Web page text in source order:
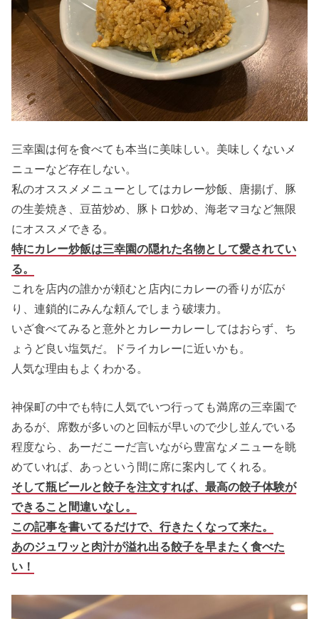
三幸園は何を食べても本当に美味しい。美味しくないメ
ニューなど存在しない。
私のオススメメニューとしてはカレー炒飯、唐揚げ、豚
の生姜焼き、豆苗炒め、豚トロ炒め、海老マヨなど無限
にオススメできる。
特にカレー炒飯は三幸園の隠れた名物として愛されてい
る。
これを店内の誰かが頼むと店内にカレーの香りが広が
り、連鎖的にみんな頼んでしまう破壊力。
いざ食べてみると意外とカレーカレーしてはおらず、ち
ょうど良い塩気だ。ドライカレーに近いかも。
人気な理由もよくわかる。
神保町の中でも特に人気でいつ行っても満席の三幸園で
あるが、席数が多いのと回転が早いので少し並んでいる
程度なら、あーだこーだ言いながら豊富なメニューを眺
めていれば、あっという間に席に案内してくれる。
そして瓶ビールと餃子を注文すれば、最高の餃子体験が
できること間違いなし。
この記事を書いてるだけで、行きたくなって来た。
あのジュワッと肉汁が溢れ出る餃子を早またく食べた
い！